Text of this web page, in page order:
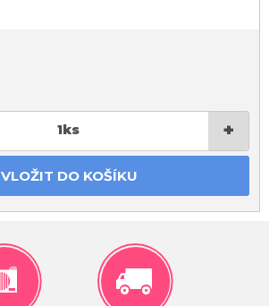
1ks +
VLOŽIT DO KOŠÍKU